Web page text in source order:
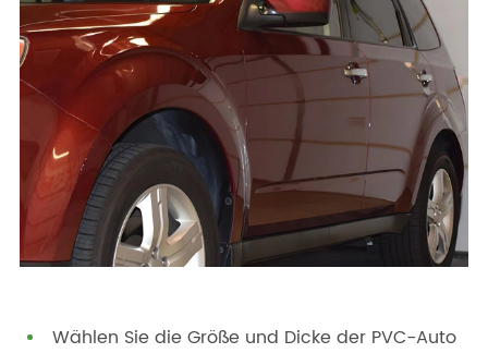
Wählen Sie die Größe und Dicke der PVC-Auto